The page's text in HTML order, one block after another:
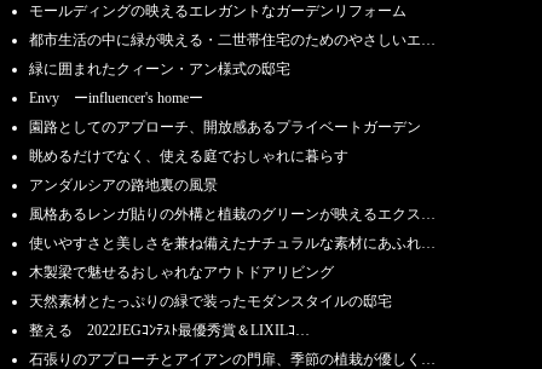
モールディングの映えるエレガントなガーデンリフォーム
都市生活の中に緑が映える・二世帯住宅のためのやさしいエ…
緑に囲まれたクィーン・アン様式の邸宅
Envy ーinfluencer's homeー
園路としてのアプローチ、開放感あるプライベートガーデン
眺めるだけでなく、使える庭でおしゃれに暮らす
アンダルシアの路地裏の風景
風格あるレンガ貼りの外構と植栽のグリーンが映えるエクス…
使いやすさと美しさを兼ね備えたナチュラルな素材にあふれ…
木製梁で魅せるおしゃれなアウトドアリビング
天然素材とたっぷりの緑で装ったモダンスタイルの邸宅
整える 2022JEGｺﾝﾃｽﾄ最優秀賞＆LIXILｺ…
石張りのアプローチとアイアンの門扉、季節の植栽が優しく…